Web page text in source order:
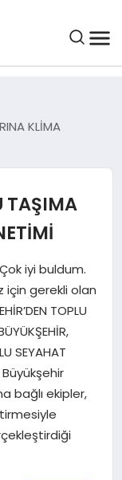
KLİMA
TAŞIMA
iyi buldum.
için gerekli olan
TOPLU
SEYAHAT
Büyükşehir
bağlı ekipler,